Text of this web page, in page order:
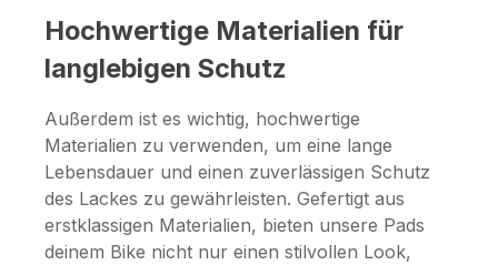
Hochwertige Materialien für
langlebigen Schutz
Außerdem ist es wichtig, hochwertige
Materialien zu verwenden, um eine lange
Lebensdauer und einen zuverlässigen Schutz
des Lackes zu gewährleisten. Gefertigt aus
erstklassigen Materialien, bieten unsere Pads
deinem Bike nicht nur einen stilvollen Look,